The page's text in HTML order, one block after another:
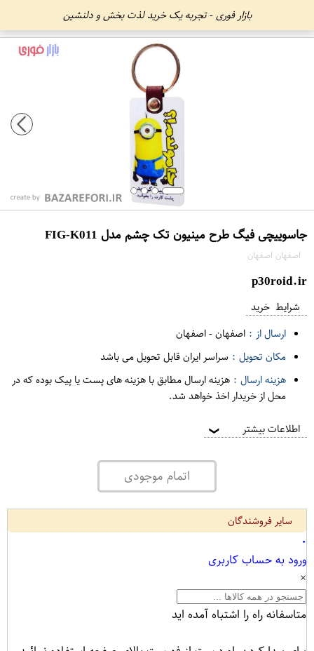
بازار فوری - تجربه یک خرید لذت بخش و دلنشین
جاسوییچی فیگ طرح مینیون تک چشم مدل FIG-K011
اصفهان اصفهان
p30roid.ir
شرایط خرید
ارسال از : اصفهان-اصفهان
مکان تحویل : سراسر ایران قابل تحویل می باشد
هزینه ارسال : هزینه ارسال مطابق با هزینه های پست یا پیک بوده که در
محل از خریدار اخذ خواهد شد.
اطلاعات بیشتر ❯
اتمام موجودی
سایر فروشندگان
۰
ورود به حساب کاربری
×
متاسفانه راه را اشتباه آمده اید